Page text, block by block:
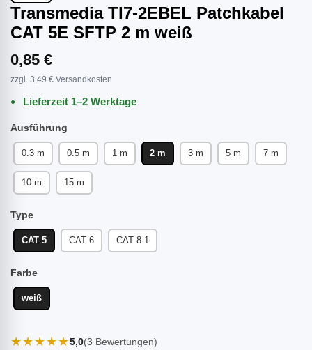
Transmedia TI7-2EBEL Patchkabel
CAT 5E SFTP 2 m weiß
0,85 €
zzgl. 3,49 € Versandkosten
Lieferzeit 1–2 Werktage
Ausführung
0.3 m 0.5 m 1 m 2 m 3 m 5 m 7 m
10 m 15 m
Type
CAT 5 CAT 6 CAT 8.1
Farbe
weiß
★★★★★5,0(3 Bewertungen)